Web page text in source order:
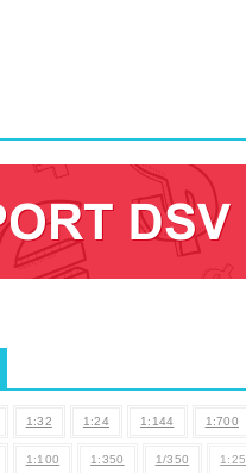
1:32 1:24 1:144 1:700
1:100 1:350 1/350 1:25